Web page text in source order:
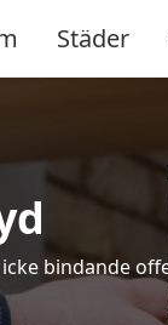
Städer
bindande